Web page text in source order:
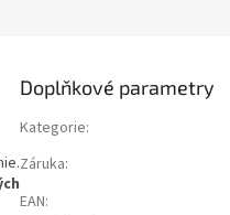
Doplňkové parametry
Kategorie:
Záruka:
EAN: